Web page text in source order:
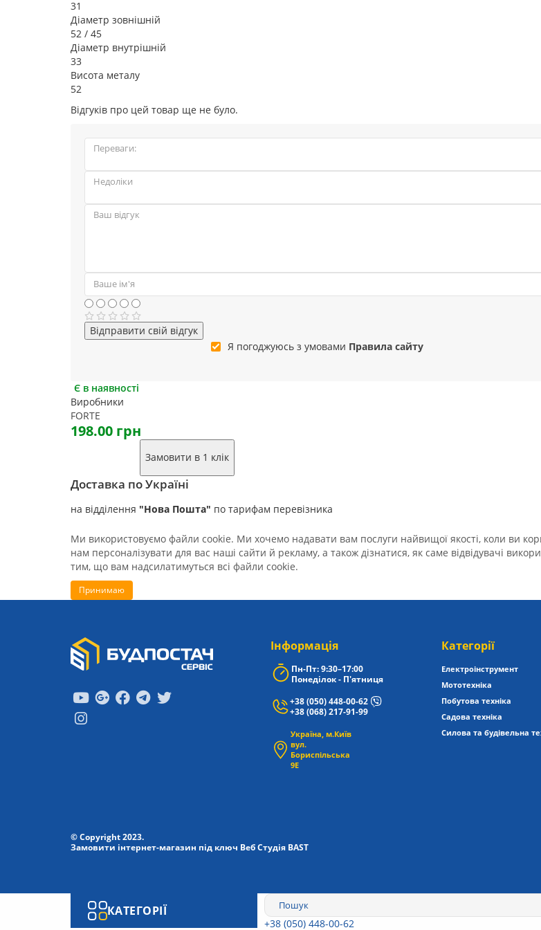
31
Діаметр зовнішній
52 / 45
Діаметр внутрішній
33
Висота металу
52
Відгуків про цей товар ще не було.
Відправити свій відгук
Я погоджуюсь з умовами Правила сайту
Є в наявності
Виробники
FORTE
198.00 грн
Замовити в 1 клік
Доставка по Україні
на відділення "Нова Пошта" по тарифам перевізника
Ми використовуємо файли cookie. Ми хочемо надавати вам послуги найвищої якості, коли ви
нам персоналізувати для вас наші сайти й рекламу, а також дізнатися, як саме відвідувачі
тим, що вам надсилатимуться всі файли cookie.
Принимаю
Iнформація
Пн-Пт: 9:30–17:00
Понеділок - П'ятниця
+38 (050) 448-00-62
+38 (068) 217-91-99
Україна, м.Київ
вул.
Бориспільська
9Е
Категорії
Електроінструмент
Мототехніка
Побутова техніка
Садова техніка
Силова та будівельна
© Copyright 2023.
Замовити інтернет-магазин під ключ Веб Студія BAST
КАТЕГОРІЇ
+38 (050) 448-00-62